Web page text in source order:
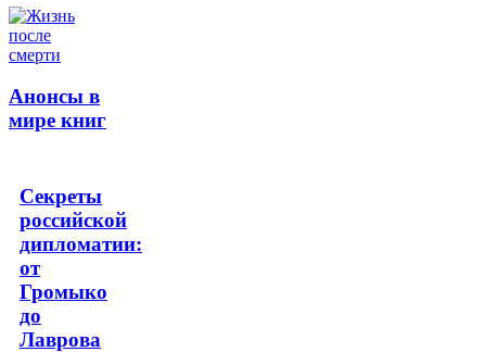
Анонсы в
мире книг
Секреты
российской
дипломатии:
от
Громыко
до
Лаврова